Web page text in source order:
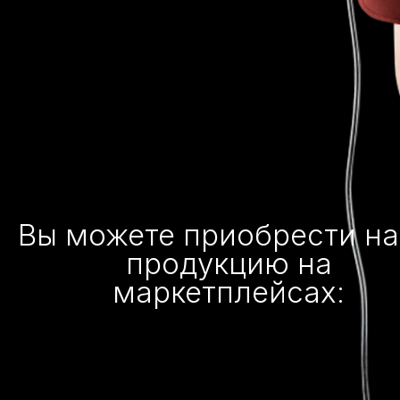
Вы можете приобрести
продукцию на
маркетплейсах: